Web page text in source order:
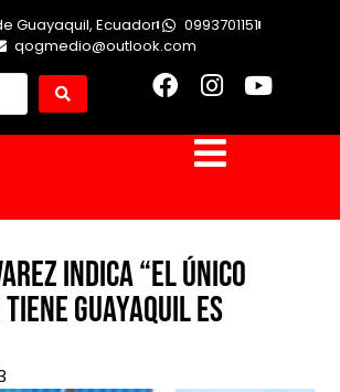
Guayaquil, Ecuador
0993701151
qogmedio@outlook.com
indica “el único
tiene Guayaquil es